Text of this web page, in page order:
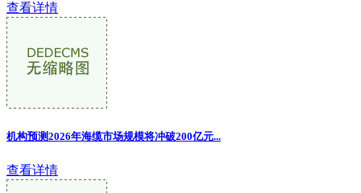
查看详情
机构预测2026年海缆市场规模将冲破200亿元...
查看详情